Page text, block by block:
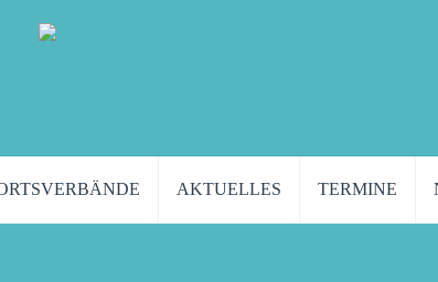
AKTUELLES TERMINE